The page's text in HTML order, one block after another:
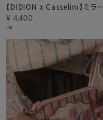
【DIDION x Casselini】ミラ
¥ 4,400